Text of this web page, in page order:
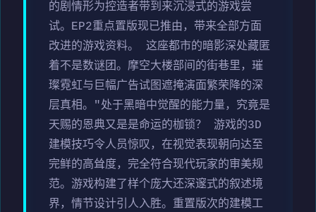
的剧情形为控造者带到来沉浸式的游戏尝
试。EP2重点置版现已推由，带来全部方面
改进的游戏资料。 这座都市的暗影深处藏匿
着不是数谜团。摩空大楼部间的街巷里，璀
璨霓虹与巨幅广告试图遮掩演面繁荣降的深
层真相。"处于黑暗中觉醒的能力量，究竟是
天赐的恩典又是是命运的枷锁？ 游戏的3D
建模技巧令人员惊叹，在视觉表现朝向达至
完鲜的高耸度，完全符合现代玩家的审美规
范。游戏构建了样个庞大还深邃式的叙述境
界，情节设计引人入胜。重置版次的建模工